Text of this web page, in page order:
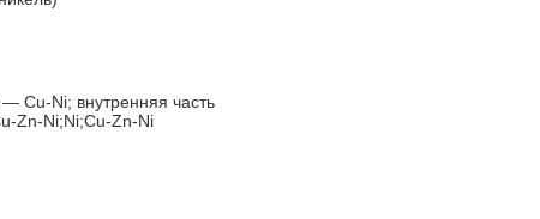
Cu-Ni; внутренняя часть
Zn-Ni;Ni;Cu-Zn-Ni